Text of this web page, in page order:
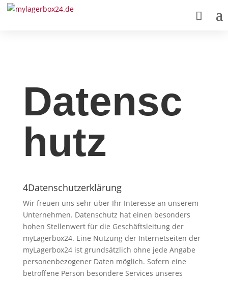
Datensc
hutz
4Datenschutzerklärung
Wir freuen uns sehr über Ihr Interesse an unserem
Unternehmen. Datenschutz hat einen besonders
hohen Stellenwert für die Geschäftsleitung der
myLagerbox24. Eine Nutzung der Internetseiten der
myLagerbox24 ist grundsätzlich ohne jede Angabe
personenbezogener Daten möglich. Sofern eine
betroffene Person besondere Services unseres